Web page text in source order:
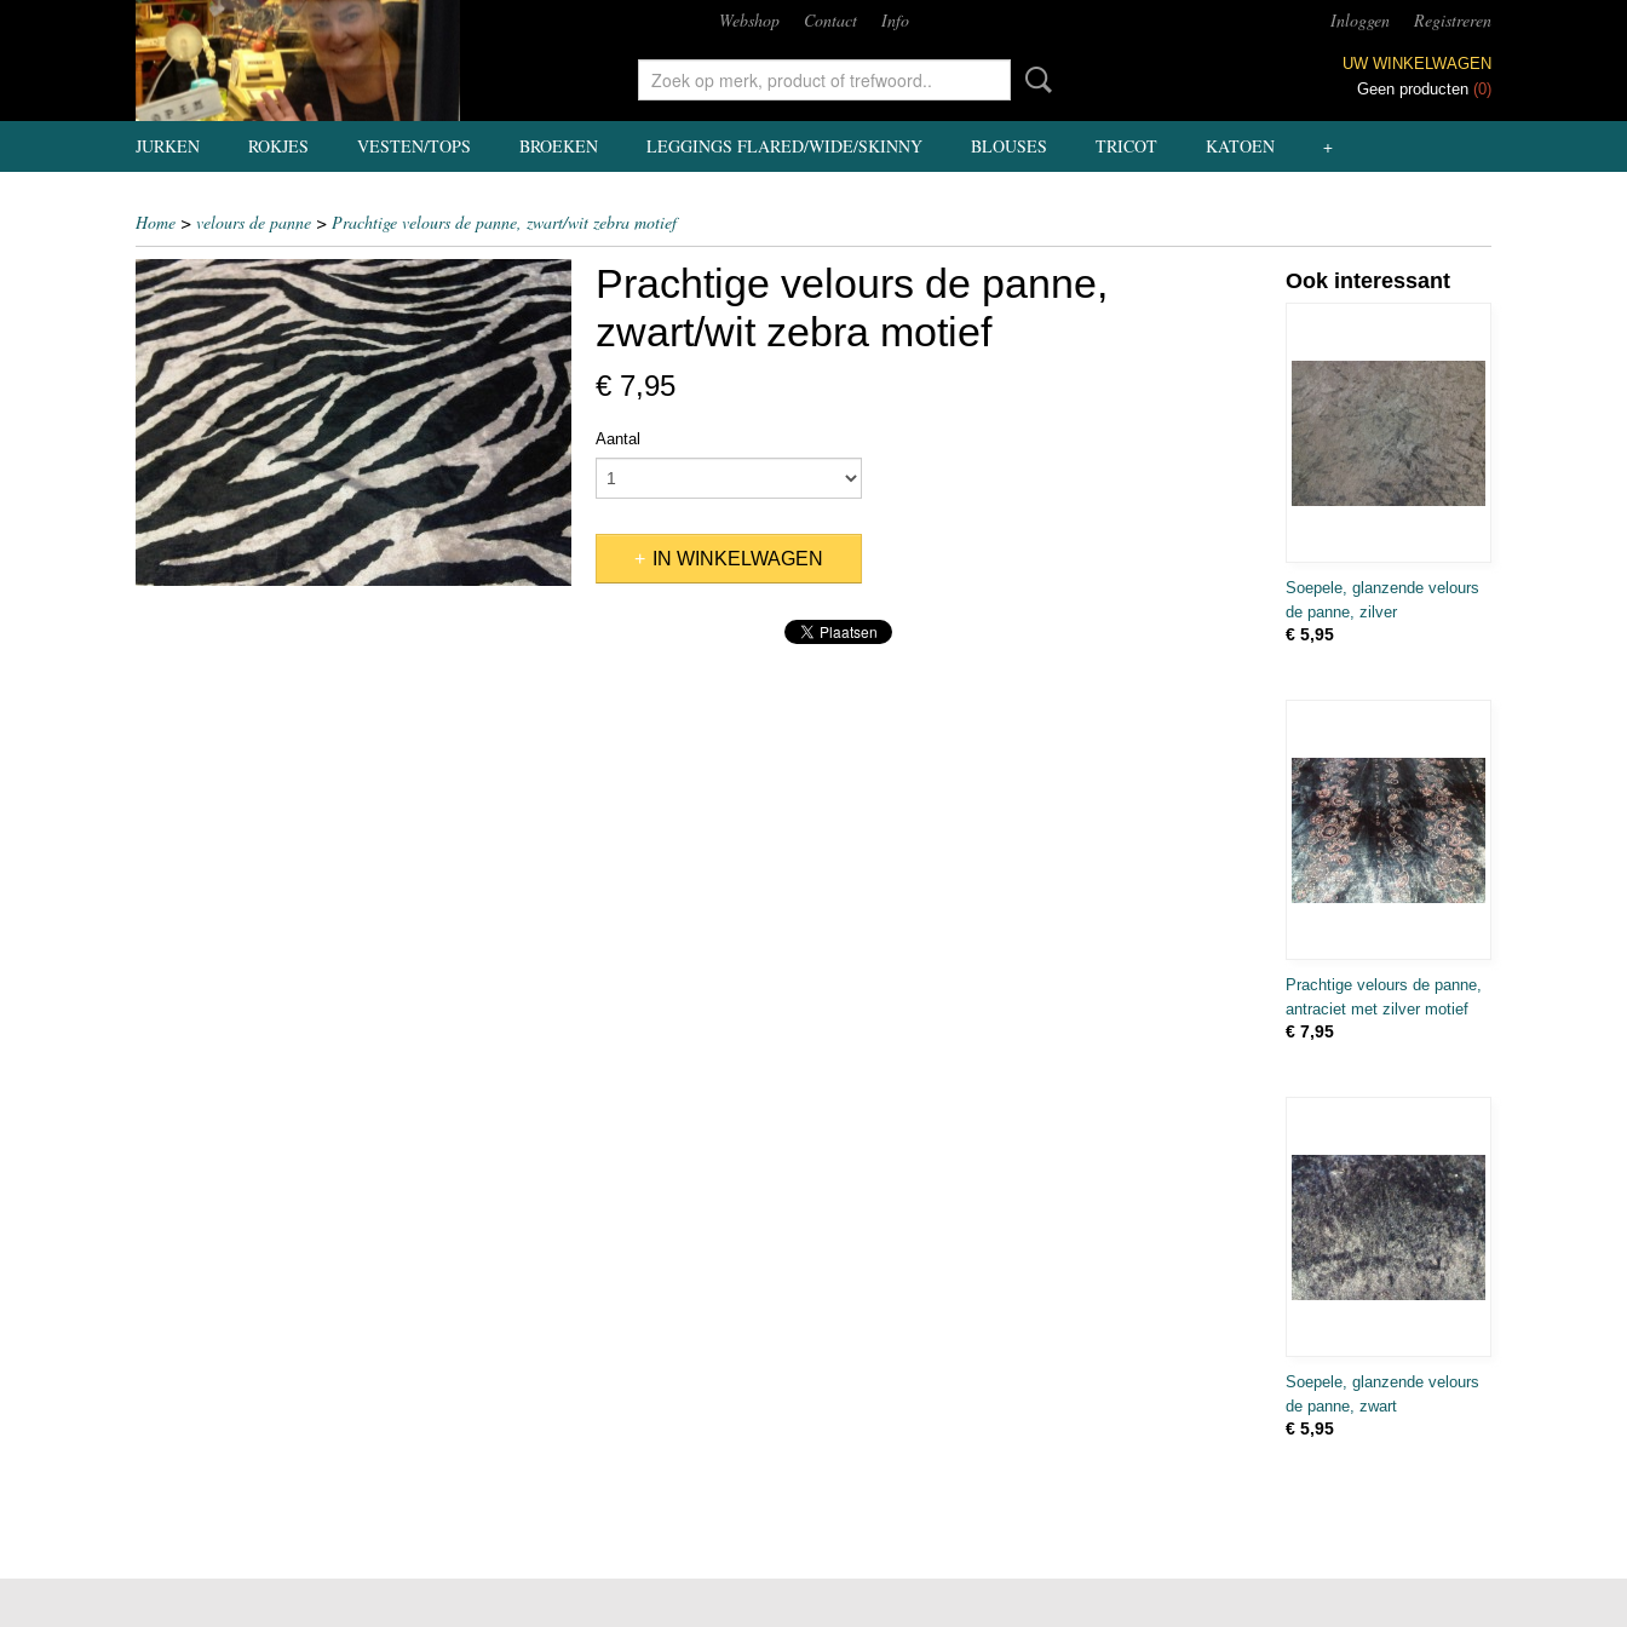
Webshop Contact Info Inloggen Registreren
UW WINKELWAGEN
Geen producten (0)
JURKEN ROKJES VESTEN/TOPS BROEKEN LEGGINGS FLARED/WIDE/SKINNY BLOUSES TRICOT KATOEN +
Home > velours de panne > Prachtige velours de panne, zwart/wit zebra motief
Prachtige velours de panne,
zwart/wit zebra motief
€ 7,95
Aantal
IN WINKELWAGEN
Ook interessant
Soepele, glanzende velours
de panne, zilver
€ 5,95
Prachtige velours de panne,
antraciet met zilver motief
€ 7,95
Soepele, glanzende velours
de panne, zwart
€ 5,95